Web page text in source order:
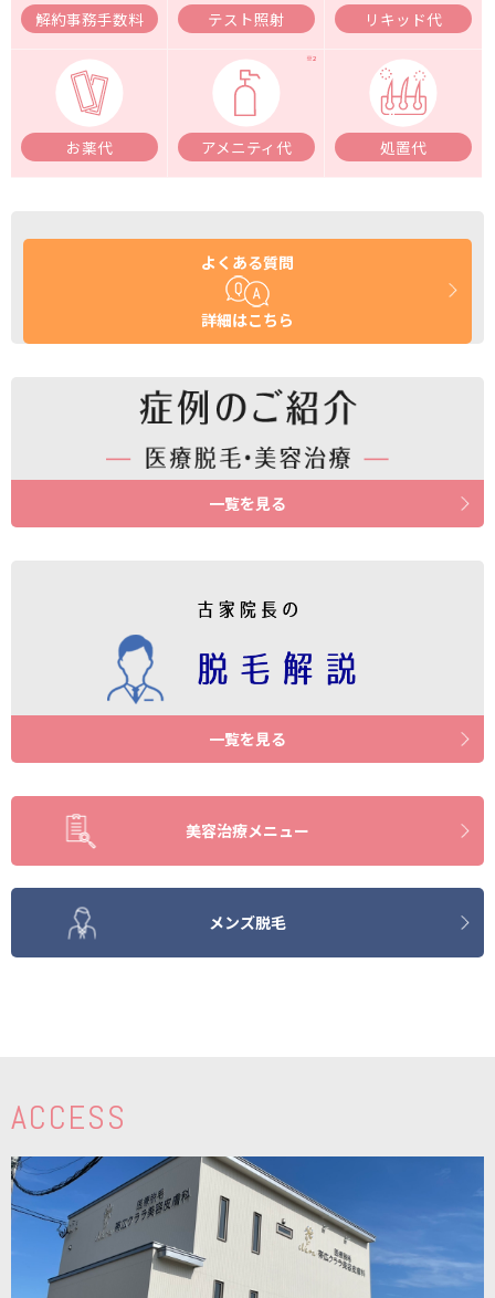
解約事務手数料 テスト照射 リキッド代
お薬代 アメニティ代 処置代
よくある質問
詳細はこちら
一覧を見る
一覧を見る
美容治療メニュー
メンズ脱毛
ACCESS